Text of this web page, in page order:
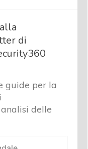
di
guide per la
delle